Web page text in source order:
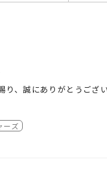
、誠にありがとうござい
せていただきます。
ーズ